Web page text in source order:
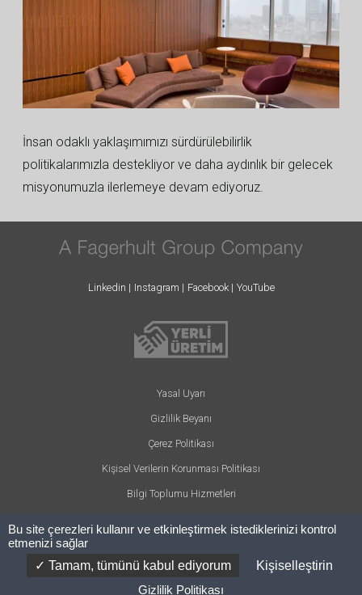
İnsan odaklı yaklaşımımızı sürdürülebilirlik
politikalarımızla destekliyor ve daha aydınlık bir gelecek
misyonumuzla ilerlemeye devam ediyoruz.
Linkedin Instagram Facebook YouTube
Yasal Uyarı
Gizlilik Beyanı
Çerez Politikası
Kişisel Verilerin Korunması Politikası
Bilgi Toplumu Hizmetleri
Concept: Cosmic Creative
Website by:Codesign
Bu site çerezleri kullanır ve etkinleştirmek istediklerinizi kontrol
etmenizi sağlar
Tamam, tümünü kabul ediyorum
Kişiselleştirin
Gizlilik Politikası